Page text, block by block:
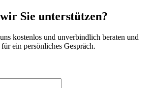
Sie unterstützen?
kostenlos und unverbindlich beraten und
ein persönliches Gespräch.